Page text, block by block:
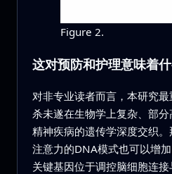
Figure 2.
这对预防和护理意味着
对非专业读者而言，本研究
杀未遂在生物学上复杂、部
精神疾病的遗传学深度交织
注意力的DNA模式也可以增
关键基因位于调控脑细胞连